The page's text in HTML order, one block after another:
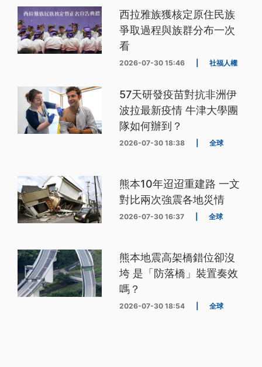
西拉雅族獲核定原住民族
爭取過程與族群分布一次
看
2026-07-30 15:46 社福人權
57天研發疫苗對抗非洲伊
波拉最新疫情 牛津大學團
隊如何辦到？
2026-07-30 18:38 全球
熊本10年迢迢重建路 一文
對比兩次強震各地災情
2026-07-30 16:37 全球
熊本地震高架橋錯位卻沒
垮 是「防落橋」裝置奏效
嗎？
2026-07-30 18:54 全球